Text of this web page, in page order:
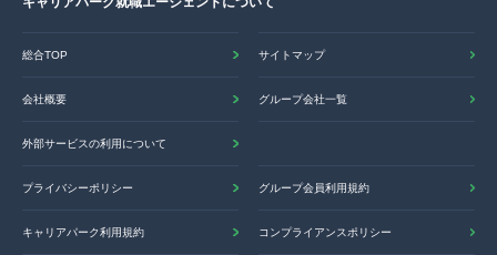
総合TOP サイトマップ
会社概要 グループ会社一覧
外部サービスの利用について
プライバシーポリシー グループ会員利用規約
キャリアパーク利用規約 コンプライアンスポリシー